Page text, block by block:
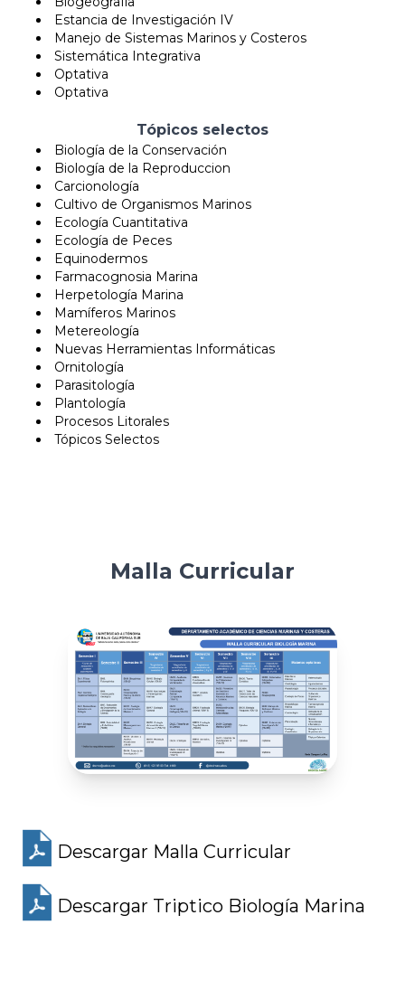
Estancia de Investigación IV
Manejo de Sistemas Marinos y Costeros
Sistemática Integrativa
Optativa
Optativa
Tópicos selectos
Biología de la Conservación
Biología de la Reproduccion
Carcionología
Cultivo de Organismos Marinos
Ecología Cuantitativa
Ecología de Peces
Equinodermos
Farmacognosia Marina
Herpetología Marina
Mamíferos Marinos
Metereología
Nuevas Herramientas Informáticas
Ornitología
Parasitología
Plantología
Procesos Litorales
Tópicos Selectos
Malla Curricular
Descargar Malla Curricular
Descargar Triptico Biología Marina